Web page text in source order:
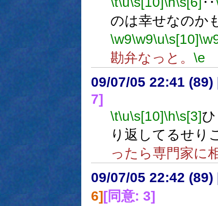
のは幸せなのか
\w9\w9\u\s[10]
勘弁なっと。 \e
09/07/05 22:41 (89)
7]
\t\u\s[10]\h\s[3]
り返してるせり
ったら専門家に
09/07/05 22:42 (89)
6][同意: 3]